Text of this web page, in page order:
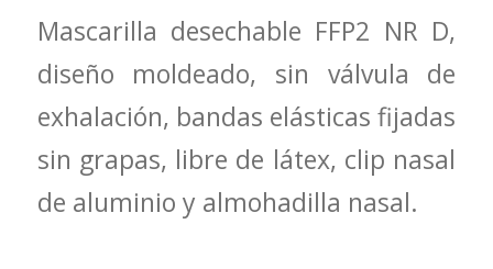
Mascarilla desechable FFP2 NR D,
diseño moldeado, sin válvula de
exhalación, bandas elásticas fijadas
sin grapas, libre de látex, clip nasal
de aluminio y almohadilla nasal.